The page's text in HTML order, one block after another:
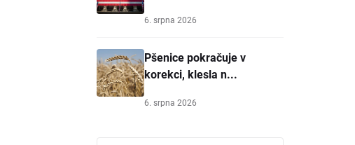
6. srpna 2026
Pšenice pokračuje v
korekci, klesla n...
6. srpna 2026